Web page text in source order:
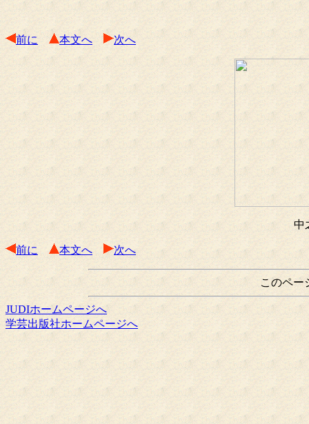
前に 本文へ 次へ
中
前に 本文へ 次へ
このペー
JUDIホームページへ
学芸出版社ホームページへ